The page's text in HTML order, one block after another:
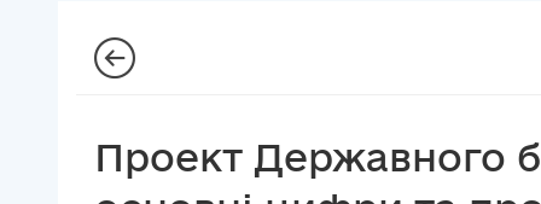
Репортажі з громад
Безпека
Проект Державного